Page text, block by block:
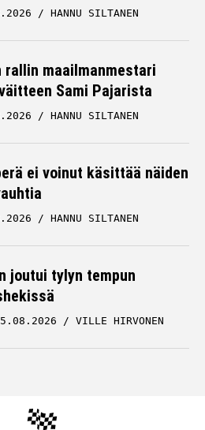
HANNU SILTANEN
rallin maailmanmestari
Sami Pajarista
HANNU SILTANEN
ei voinut käsittää näiden
HANNU SILTANEN
joutui tylyn tempun
VILLE HIRVONEN